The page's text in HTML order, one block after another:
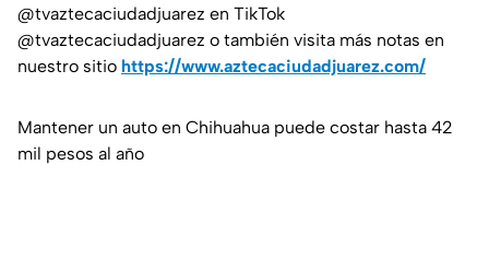
@tvaztecaciudadjuarez en TikTok
@tvaztecaciudadjuarez o también visita más notas en
nuestro sitio https://www.aztecaciudadjuarez.com/
Mantener un auto en Chihuahua puede costar hasta 42
mil pesos al año